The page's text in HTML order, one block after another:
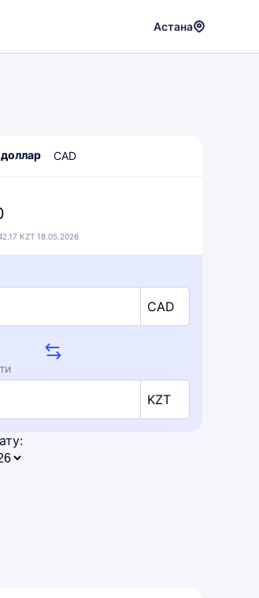
Астана
CAD
KZT 18.05.2026
CAD
KZT